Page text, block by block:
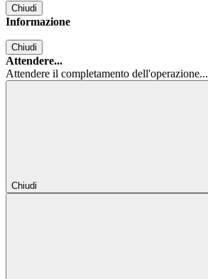
Chiudi
Informazione
Chiudi
Attendere...
Attendere il completamento dell'operazione...
Chiudi